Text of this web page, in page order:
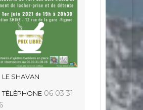
LE SHAVAN
TÉLÉPHONE 06 03 31